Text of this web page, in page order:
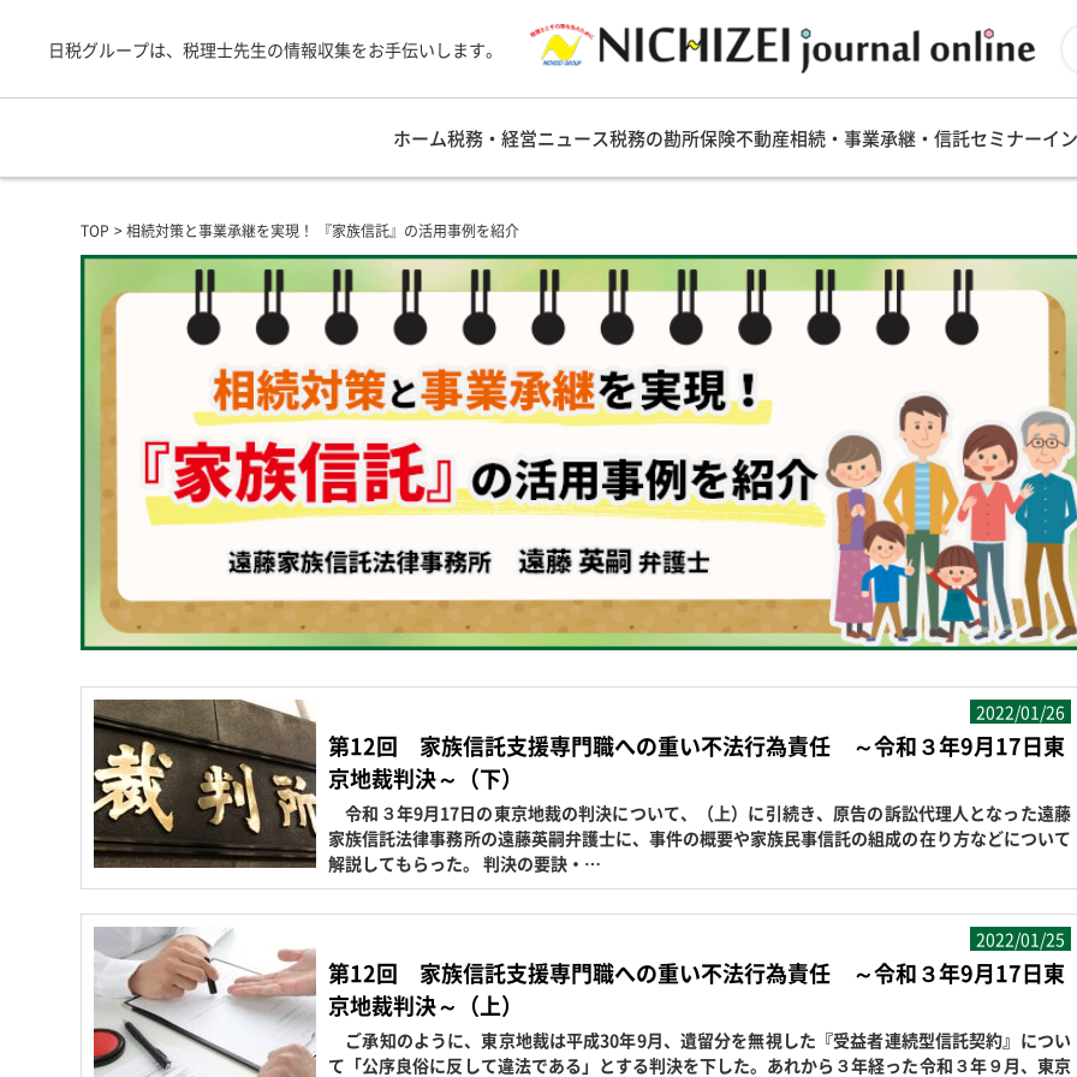
日税グループは、税理士先生の情報収集をお手伝いします。
ホーム税務・経営ニュース税務の勘所保険不動産相続・事業承継・信託セミナーイ
TOP 相続対策と事業承継を実現！ 『家族信託』の活用事例を紹介
2022/01/26
第12回 家族信託支援専門職への重い不法行為責任 ～令和３年9月17日東
京地裁判決～（下）
令和３年9月17日の東京地裁の判決について、（上）に引続き、原告の訴訟代理人となった遠藤
家族信託法律事務所の遠藤英嗣弁護士に、事件の概要や家族民事信託の組成の在り方などについて
解説してもらった。 判決の要訣・…
2022/01/25
第12回 家族信託支援専門職への重い不法行為責任 ～令和３年9月17日東
京地裁判決～（上）
ご承知のように、東京地裁は平成30年9月、遺留分を無視した『受益者連続型信託契約』につい
て「公序良俗に反して違法である」とする判決を下した。あれから３年経った令和３年９月、東京